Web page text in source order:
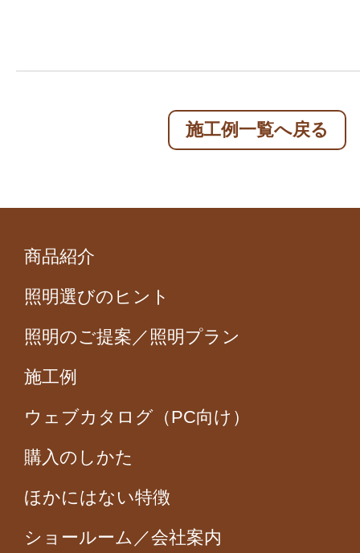
施工例一覧へ戻る
商品紹介
照明選びのヒント
照明のご提案／照明プラン
施工例
ウェブカタログ（PC向け）
購入のしかた
ほかにはない特徴
ショールーム／会社案内